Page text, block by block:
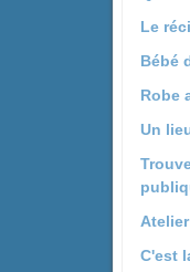
Le
Bébé
Robe
Un
C'est